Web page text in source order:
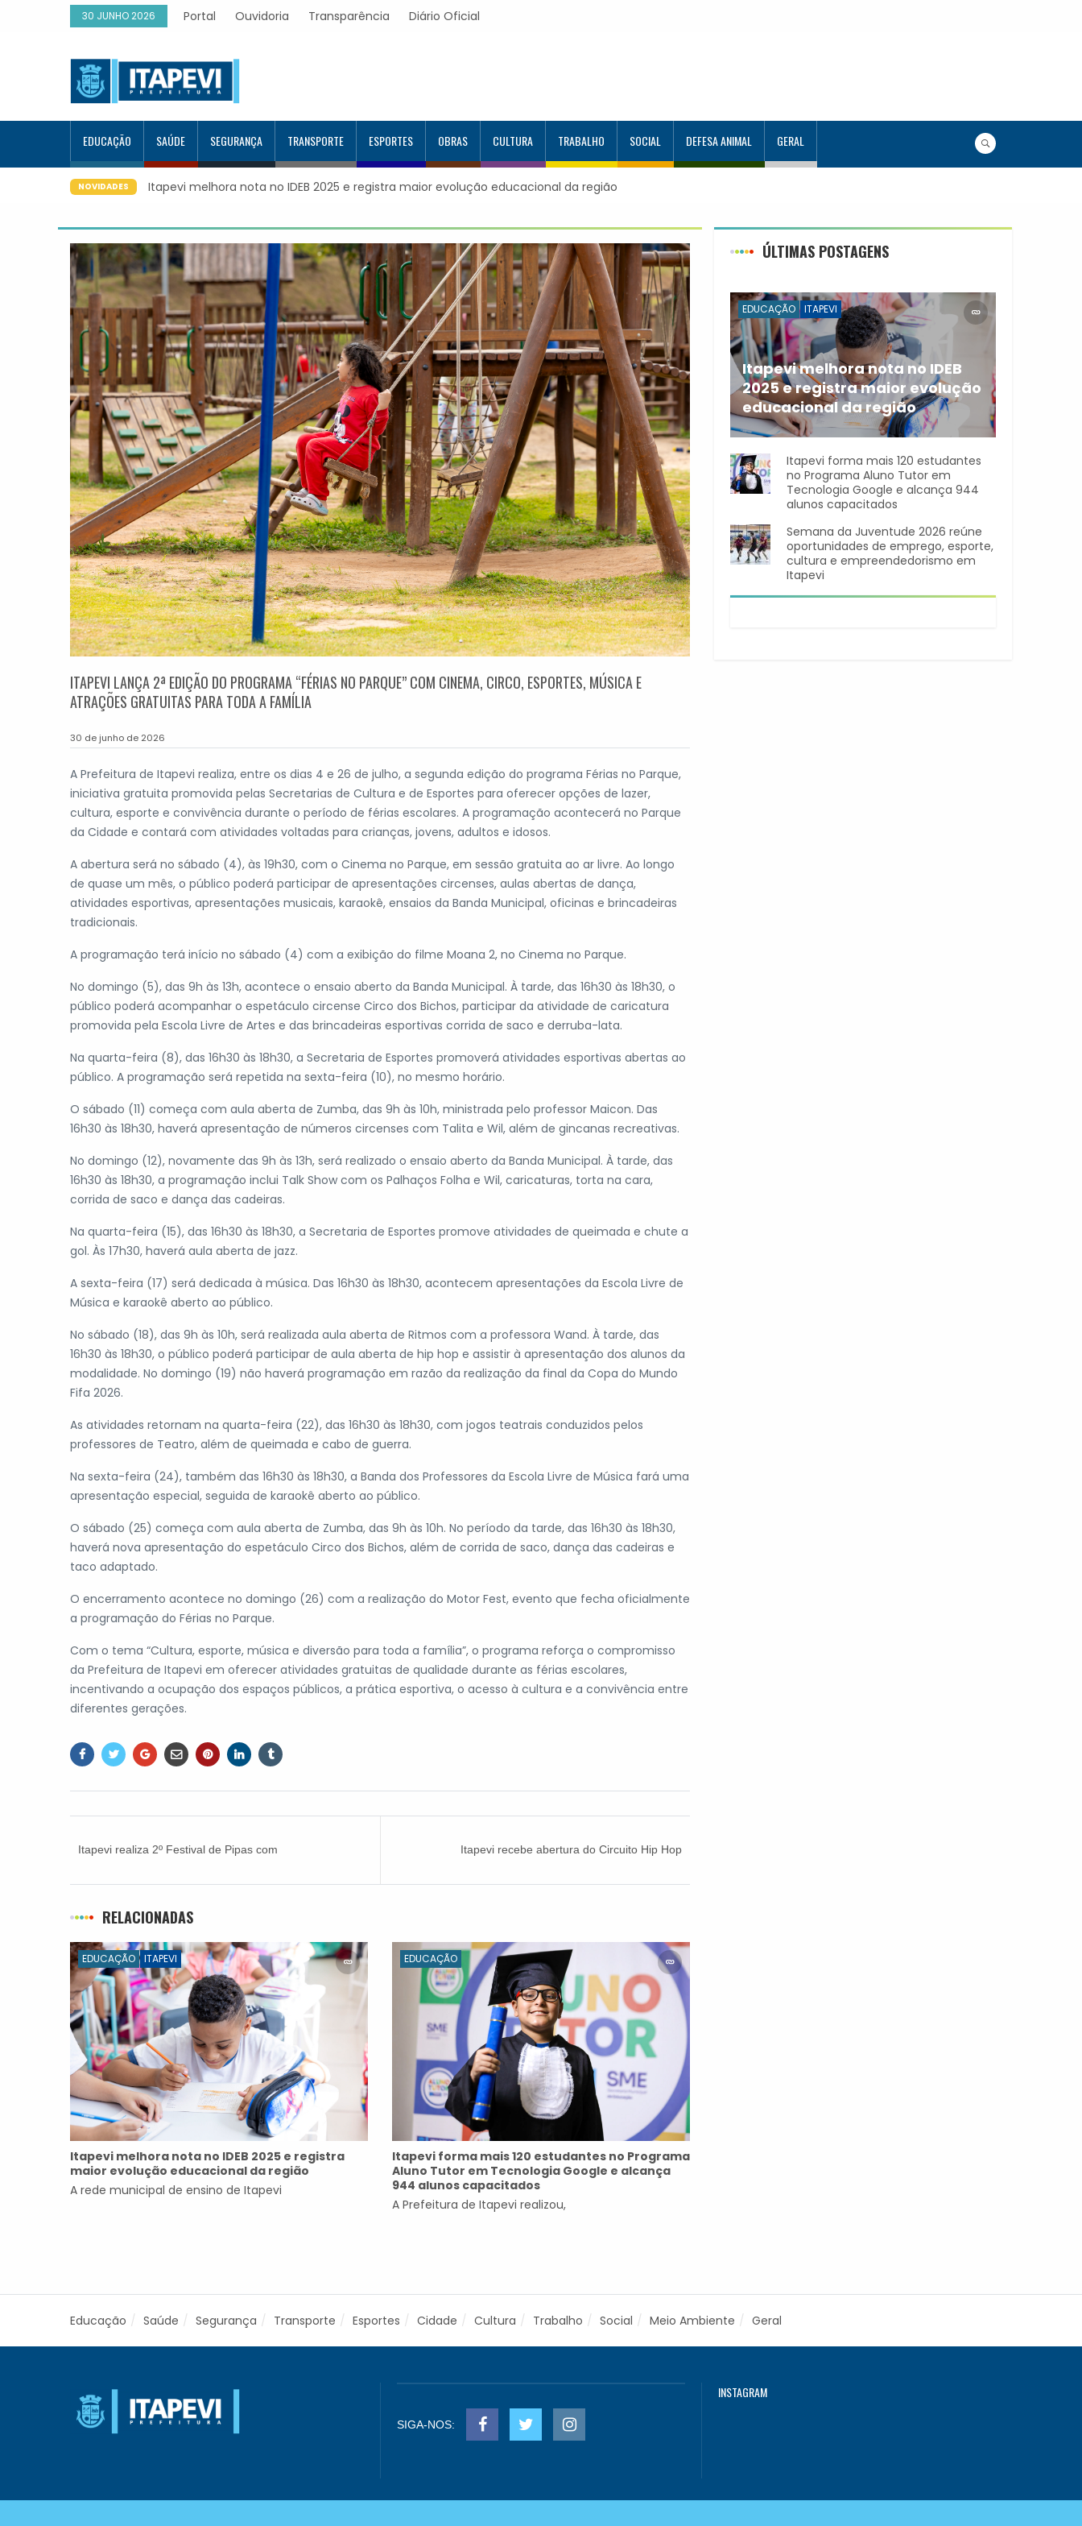
30 JUNHO 2026 Portal Ouvidoria Transparência Diário Oficial
EDUCAÇÃO SAÚDE SEGURANÇA TRANSPORTE ESPORTES OBRAS CULTURA TRABALHO SOCIAL DEFESA ANIMAL GERAL
NOVIDADES
IDEB 2025 e registra maior evolução educacional da regiãoItapevi forma mais 120 estudantes no Programa Aluno Tutor em Tecnologia
ITAPEVI LANÇA 2ª EDIÇÃO DO PROGRAMA “FÉRIAS NO PARQUE” COM CINEMA, CIRCO, ESPORTES, MÚSICA E
ATRAÇÕES GRATUITAS PARA TODA A FAMÍLIA
30 de junho de 2026
A Prefeitura de Itapevi realiza, entre os dias 4 e 26 de julho, a segunda edição do programa Férias no Parque,
iniciativa gratuita promovida pelas Secretarias de Cultura e de Esportes para oferecer opções de lazer,
cultura, esporte e convivência durante o período de férias escolares. A programação acontecerá no Parque
da Cidade e contará com atividades voltadas para crianças, jovens, adultos e idosos.
A abertura será no sábado (4), às 19h30, com o Cinema no Parque, em sessão gratuita ao ar livre. Ao longo
de quase um mês, o público poderá participar de apresentações circenses, aulas abertas de dança,
atividades esportivas, apresentações musicais, karaokê, ensaios da Banda Municipal, oficinas e brincadeiras
tradicionais.
A programação terá início no sábado (4) com a exibição do filme Moana 2, no Cinema no Parque.
No domingo (5), das 9h às 13h, acontece o ensaio aberto da Banda Municipal. À tarde, das 16h30 às 18h30, o
público poderá acompanhar o espetáculo circense Circo dos Bichos, participar da atividade de caricatura
promovida pela Escola Livre de Artes e das brincadeiras esportivas corrida de saco e derruba-lata.
Na quarta-feira (8), das 16h30 às 18h30, a Secretaria de Esportes promoverá atividades esportivas abertas ao
público. A programação será repetida na sexta-feira (10), no mesmo horário.
O sábado (11) começa com aula aberta de Zumba, das 9h às 10h, ministrada pelo professor Maicon. Das
16h30 às 18h30, haverá apresentação de números circenses com Talita e Wil, além de gincanas recreativas.
No domingo (12), novamente das 9h às 13h, será realizado o ensaio aberto da Banda Municipal. À tarde, das
16h30 às 18h30, a programação inclui Talk Show com os Palhaços Folha e Wil, caricaturas, torta na cara,
corrida de saco e dança das cadeiras.
Na quarta-feira (15), das 16h30 às 18h30, a Secretaria de Esportes promove atividades de queimada e chute a
gol. Às 17h30, haverá aula aberta de jazz.
A sexta-feira (17) será dedicada à música. Das 16h30 às 18h30, acontecem apresentações da Escola Livre de
Música e karaokê aberto ao público.
No sábado (18), das 9h às 10h, será realizada aula aberta de Ritmos com a professora Wand. À tarde, das
16h30 às 18h30, o público poderá participar de aula aberta de hip hop e assistir à apresentação dos alunos da
modalidade. No domingo (19) não haverá programação em razão da realização da final da Copa do Mundo
Fifa 2026.
As atividades retornam na quarta-feira (22), das 16h30 às 18h30, com jogos teatrais conduzidos pelos
professores de Teatro, além de queimada e cabo de guerra.
Na sexta-feira (24), também das 16h30 às 18h30, a Banda dos Professores da Escola Livre de Música fará uma
apresentação especial, seguida de karaokê aberto ao público.
O sábado (25) começa com aula aberta de Zumba, das 9h às 10h. No período da tarde, das 16h30 às 18h30,
haverá nova apresentação do espetáculo Circo dos Bichos, além de corrida de saco, dança das cadeiras e
taco adaptado.
O encerramento acontece no domingo (26) com a realização do Motor Fest, evento que fecha oficialmente
a programação do Férias no Parque.
Com o tema “Cultura, esporte, música e diversão para toda a família”, o programa reforça o compromisso
da Prefeitura de Itapevi em oferecer atividades gratuitas de qualidade durante as férias escolares,
incentivando a ocupação dos espaços públicos, a prática esportiva, o acesso à cultura e a convivência entre
diferentes gerações.
Itapevi realiza 2º Festival de Pipas com
Itapevi recebe abertura do Circuito Hip Hop
RELACIONADAS
EDUCAÇÃO ITAPEVI
Itapevi melhora nota no IDEB 2025 e registra
maior evolução educacional da região
A rede municipal de ensino de Itapevi
EDUCAÇÃO
Itapevi forma mais 120 estudantes no Programa
Aluno Tutor em Tecnologia Google e alcança
944 alunos capacitados
A Prefeitura de Itapevi realizou,
ÚLTIMAS POSTAGENS
EDUCAÇÃO ITAPEVI
Itapevi melhora nota no IDEB
2025 e registra maior evolução
educacional da região
A rede municipal de ensino
Itapevi forma mais 120 estudantes
no Programa Aluno Tutor em
Tecnologia Google e alcança 944
alunos capacitados
Semana da Juventude 2026 reúne
oportunidades de emprego, esporte,
cultura e empreendedorismo em
Itapevi
Educação Saúde Segurança Transporte Esportes Cidade Cultura Trabalho Social Meio Ambiente Geral
SIGA-NOS:
INSTAGRAM